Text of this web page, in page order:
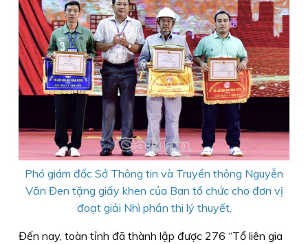
Phó giám đốc Sở Thông tin và Truyền thông Nguyễn
Văn Đen tặng giấy khen của Ban tổ chức cho đơn vị
đoạt giải Nhì phần thi lý thuyết.
Đến nay, toàn tỉnh đã thành lập được 276 “Tổ liên gia